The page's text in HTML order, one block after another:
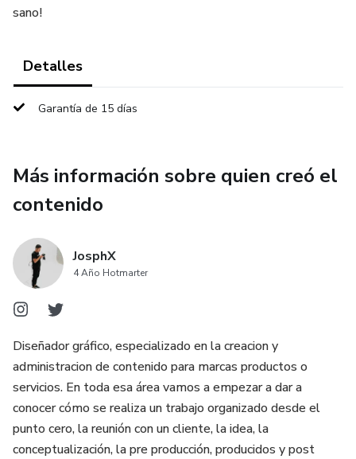
sano!
Detalles
Garantía de 15 días
Más información sobre quien creó el
contenido
JosphX
4 Año Hotmarter
Diseñador gráfico, especializado en la creacion y
administracion de contenido para marcas productos o
servicios. En toda esa área vamos a empezar a dar a
conocer cómo se realiza un trabajo organizado desde el
punto cero, la reunión con un cliente, la idea, la
conceptualización, la pre producción, producidos y post